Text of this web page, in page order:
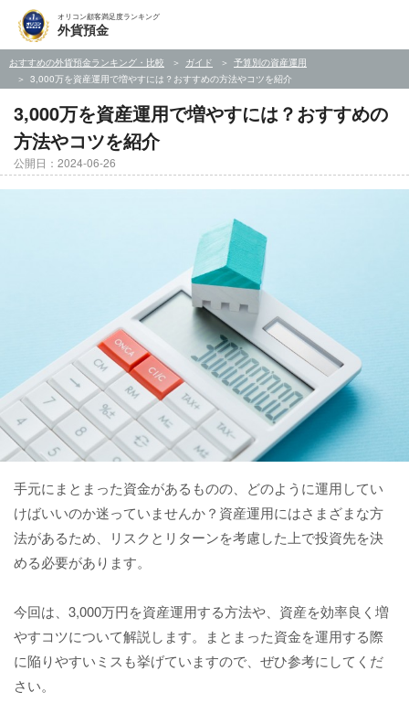
オリコン顧客満足度ランキング
外貨預金
おすすめの外貨預金ランキング・比較 ガイド
予算別の資産運用
3,000万を資産運用で増やすには？おすすめの方法やコツを紹介
3,000万を資産運用で増やすには？おすすめの
方法やコツを紹介
公開日：2024-06-26
手元にまとまった資金があるものの、どのように運用してい
けばいいのか迷っていませんか？資産運用にはさまざまな方
法があるため、リスクとリターンを考慮した上で投資先を決
める必要があります。
今回は、3,000万円を資産運用する方法や、資産を効率良く増
やすコツについて解説します。まとまった資金を運用する際
に陥りやすいミスも挙げていますので、ぜひ参考にしてくだ
さい。